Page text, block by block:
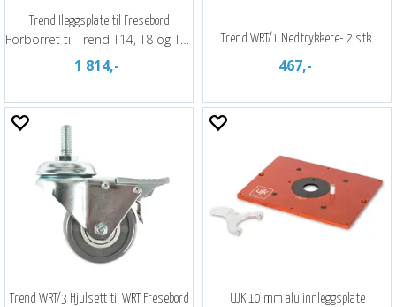
Trend Ileggsplate til Fresebord
Forborret til Trend T14, T8 og T11
1 814,-
Trend WRT/1 Nedtrykkere- 2 stk.
467,-
Trend WRT/3 Hjulsett til WRT Fresebord UJK 10 mm alu.innleggsplate